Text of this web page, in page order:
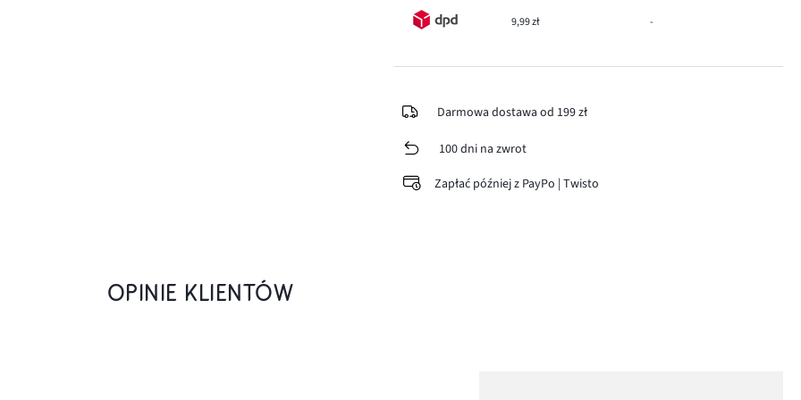
9,99 zł -
Darmowa dostawa od 199 zł
100 dni na zwrot
Zapłać później z PayPo | Twisto
OPINIE KLIENTÓW